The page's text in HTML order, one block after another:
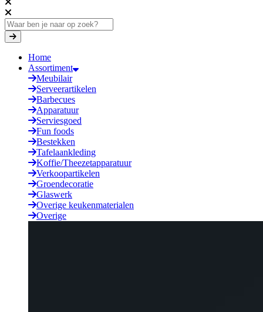
Home
Assortiment
Meubilair
Serveerartikelen
Barbecues
Apparatuur
Serviesgoed
Fun foods
Bestekken
Tafelaankleding
Koffie/Theezetapparatuur
Verkoopartikelen
Groendecoratie
Glaswerk
Overige keukenmaterialen
Overige